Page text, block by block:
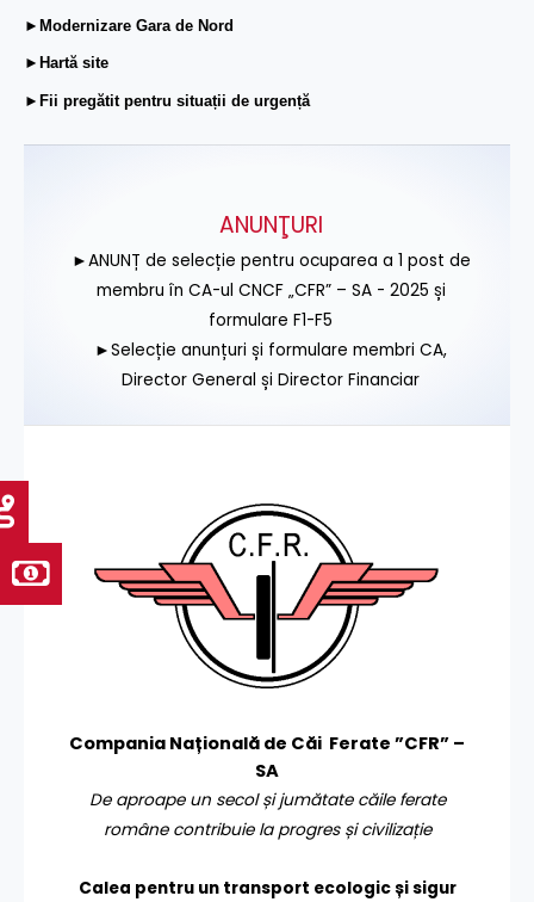
►Modernizare Gara de Nord
►Hartă site
►Fii pregătit pentru situații de urgență
ANUNŢURI
►ANUNȚ de selecție pentru ocuparea a 1 post de
membru în CA-ul CNCF „CFR” – SA - 2025 și
formulare F1-F5
►Selecție anunțuri și formulare membri CA,
Director General și Director Financiar
Compania Națională de Căi Ferate ”CFR” –
SA
De aproape un secol și jumătate căile ferate
române contribuie la progres și civilizație
Calea pentru un transport ecologic și sigur